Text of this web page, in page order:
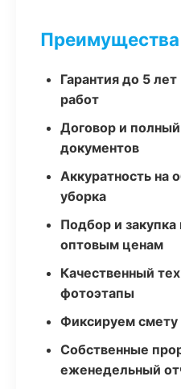
Гарантия до 5
работ
Договор и
документов
Аккуратность на
уборка
Подбор и
оптовым ценам
Качественный
фотоэтапы
Фиксируем смету
Собственные
еженедельный